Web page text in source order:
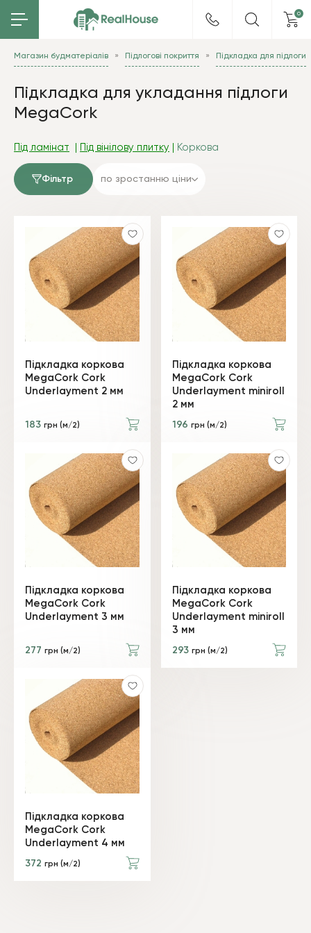
0
Магазин будматеріалів Підлогові покриття Підкладка для підлоги
Підкладка для укладання підлоги
MegaCork
Під ламінат Під вінілову плитку Коркова
Фільтр по зростанню ціни
Підкладка коркова
MegaCork Cork
Underlayment 2 мм
183 грн (м/2)
Підкладка коркова
MegaCork Cork
Underlayment miniroll
2 мм
196 грн (м/2)
Підкладка коркова
MegaCork Cork
Underlayment 3 мм
277 грн (м/2)
Підкладка коркова
MegaCork Cork
Underlayment miniroll
3 мм
293 грн (м/2)
Підкладка коркова
MegaCork Cork
Underlayment 4 мм
372 грн (м/2)